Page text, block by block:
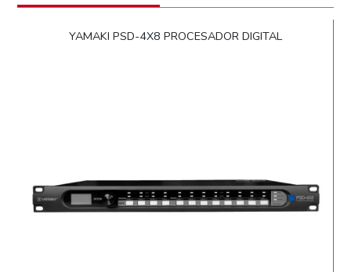
YAMAKI PSD-4X8 PROCESADOR DIGITAL